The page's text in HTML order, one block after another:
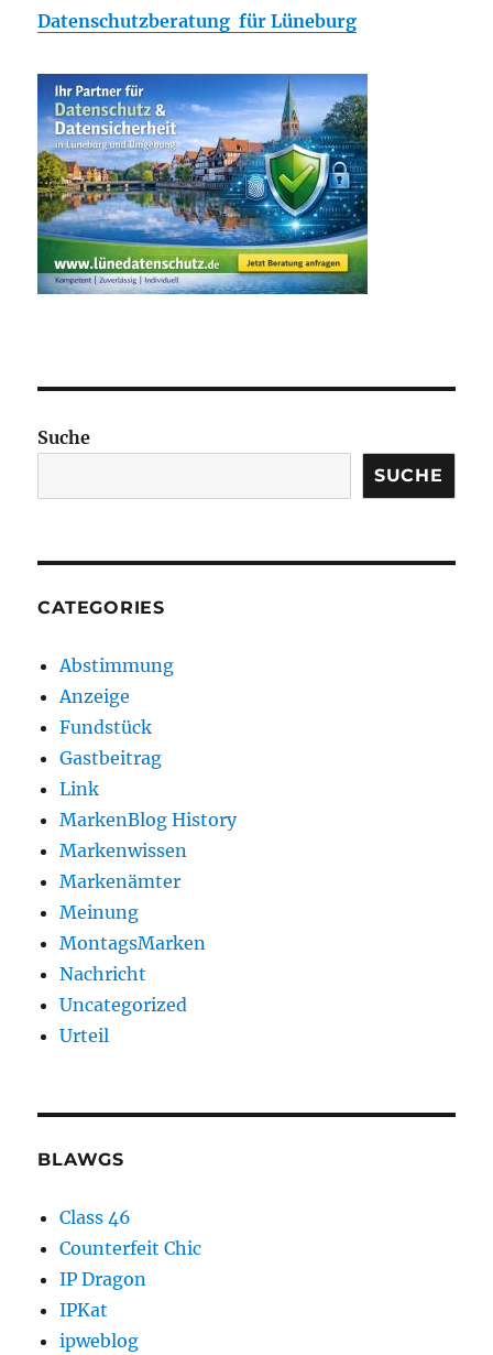
Datenschutzberatung für Lüneburg
Suche
SUCHE
CATEGORIES
Abstimmung
Anzeige
Fundstück
Gastbeitrag
Link
MarkenBlog History
Markenwissen
Markenämter
Meinung
MontagsMarken
Nachricht
Uncategorized
Urteil
BLAWGS
Class 46
Counterfeit Chic
IP Dragon
IPKat
ipweblog